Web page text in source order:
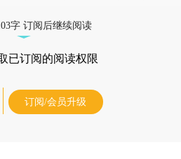
字 订阅后继续阅读
已订阅的阅读权限
订阅/会员升级